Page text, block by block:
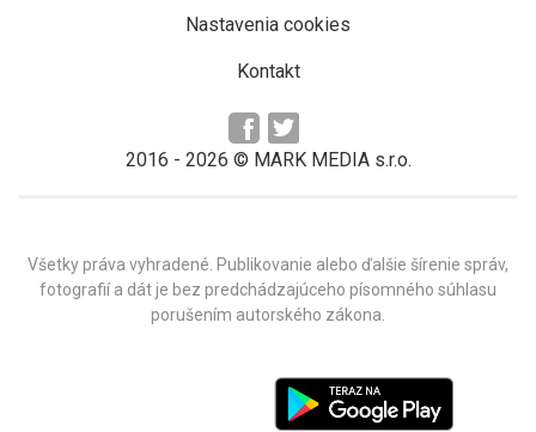
Nastavenia cookies
Kontakt
2016 - 2026 © MARK MEDIA s.r.o.
Všetky práva vyhradené. Publikovanie alebo ďalšie šírenie správ,
fotografií a dát je bez predchádzajúceho písomného súhlasu
porušením autorského zákona.